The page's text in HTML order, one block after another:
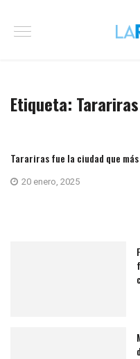
Etiqueta: Tarariras
Tarariras fue la ciudad que
20 enero, 2025